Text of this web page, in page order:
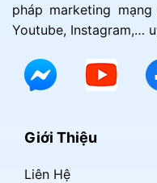
pháp marketing
Youtube, Instagram,…
Giới Thiệu
Liên Hệ